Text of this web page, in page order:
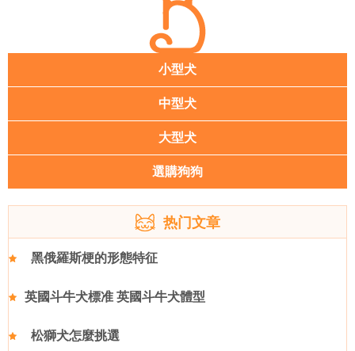
小型犬
中型犬
大型犬
選購狗狗
热门文章
黑俄羅斯梗的形態特征
英國斗牛犬標准 英國斗牛犬體型
松獅犬怎麼挑選